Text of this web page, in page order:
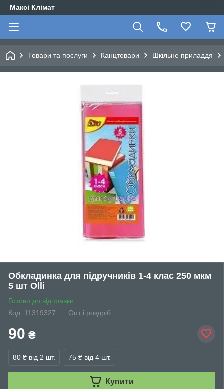
Максі Клімат
Товари та послуги Канцтовари Шкільне приладдя
Обкладинка для підручників 1-4 клас 250 мкм
5 шт Olli
Готово до відправки
Код: 11319327
Опт і роздріб
90 ₴
80 ₴ від 2 шт. 75 ₴ від 4 шт.
Купити